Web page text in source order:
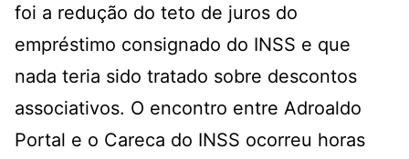
foi a redução do teto de juros do
empréstimo consignado do INSS e que
nada teria sido tratado sobre descontos
associativos. O encontro entre Adroaldo
Portal e o Careca do INSS ocorreu horas